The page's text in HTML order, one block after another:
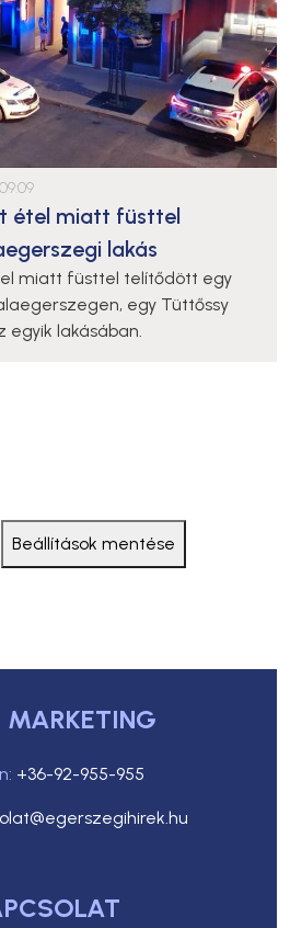
étel miatt füsttel
lakás
miatt füsttel telítődött egy
egy Tüttőssy
egyik lakásában.
Beállítások mentése
MARKETING
+36-92-955-955